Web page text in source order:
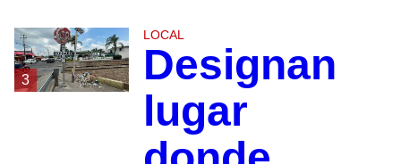
3
LOCAL
Designan
lugar